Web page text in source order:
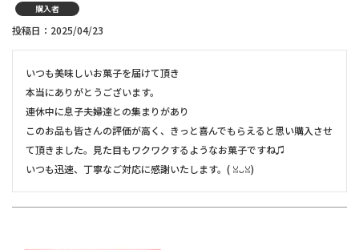
購入者
投稿日 2025/04/23
いつも美味しいお菓子を届けて頂き
本当にありがとうございます。
連休中に息子夫婦達との集まりがあり
このお品も皆さんの評価が高く、きっと喜んでもらえると思い購入させ
て頂きました。見た目もワクワクするようなお菓子ですね♫
いつも迅速、丁寧なご対応に感謝いたします。(⁠ ⁠ꈍ⁠ᴗ⁠ꈍ⁠)